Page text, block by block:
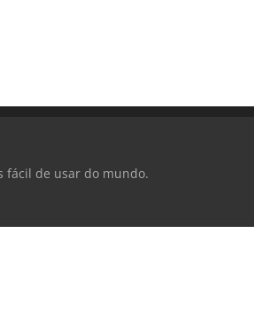
fácil de usar do mundo.